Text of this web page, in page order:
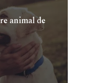
animal de